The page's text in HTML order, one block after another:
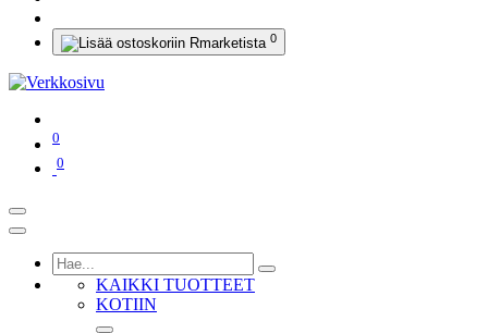
0
0
0
KAIKKI TUOTTEET
KOTIIN